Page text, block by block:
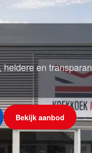
heldere en
Bekijk aanbod